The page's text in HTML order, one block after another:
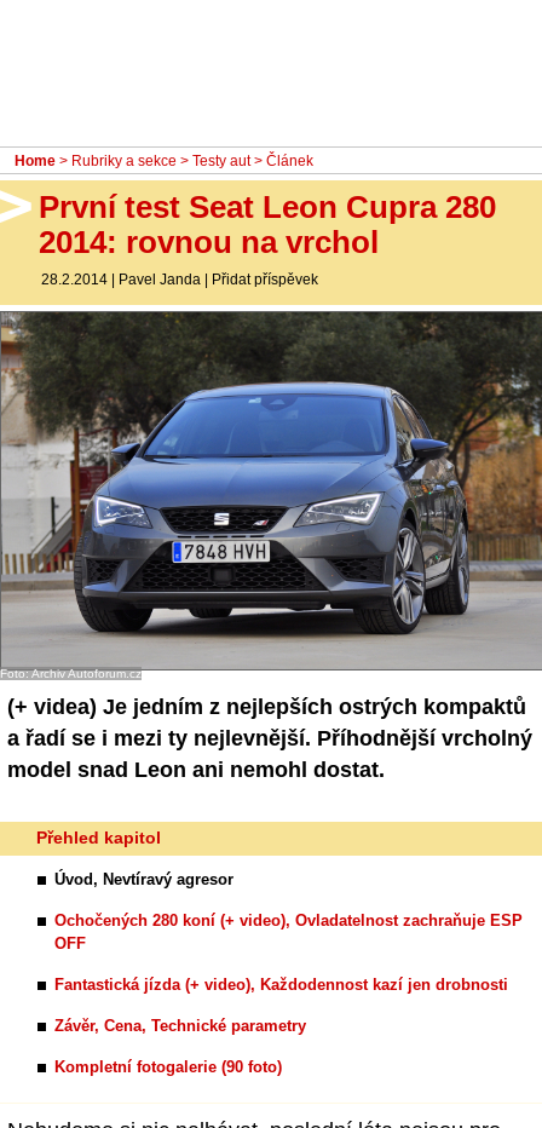
Home > Rubriky a sekce > Testy aut> Článek
První test Seat Leon Cupra 280
2014: rovnou na vrchol
28.2.2014 | Pavel Janda | Přidat příspěvek
Foto: Archiv Autoforum.cz
(+ videa) Je jedním z nejlepších ostrých kompaktů
a řadí se i mezi ty nejlevnější. Příhodnější vrcholný
model snad Leon ani nemohl dostat.
Přehled kapitol
Úvod, Nevtíravý agresor
Ochočených 280 koní (+ video), Ovladatelnost zachraňuje ESP
OFF
Fantastická jízda (+ video), Každodennost kazí jen drobnosti
Závěr, Cena, Technické parametry
Kompletní fotogalerie (90 foto)